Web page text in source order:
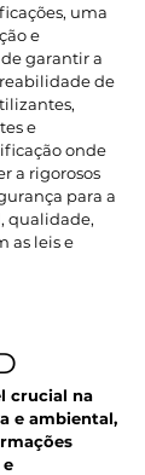
uma
e
garantir a
de
e
onde
a rigorosos
para a
qualidade,
as leis e
crucial na
e ambiental,